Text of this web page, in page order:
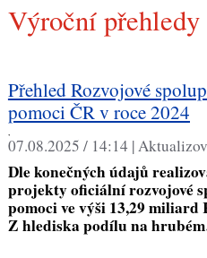
Výroční přehledy
Přehled Rozvojové
pomoci ČR v roce 2024
,
07.08.2025 / 14:14 |
Dle konečných údajů
projekty oficiální rozvojové
pomoci ve výši 13,29 miliard
Z hlediska podílu na